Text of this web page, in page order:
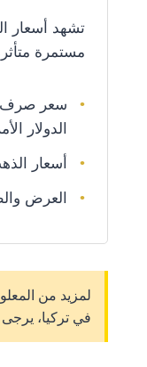
تشهد أسعار
مستمرة
سعر صرف
الدولار
أسعار
العرض
لمزيد من
في تركيا، يرجى